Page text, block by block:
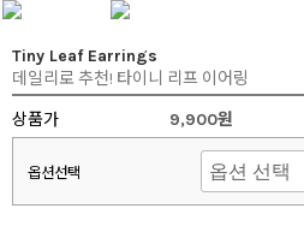
Tiny Leaf Earrings
데일리로 추천! 타이니 리프 이어링
상품가
9,900원
옵션선택